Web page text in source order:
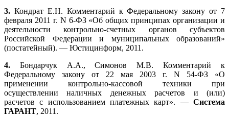
3. Кондрат Е.Н. Комментарий к Федеральному закону от 7
февраля 2011 г. N 6-ФЗ «Об общих принципах организации и
деятельности контрольно-счетных органов субъектов
Российской Федерации и муниципальных образований»
(постатейный). — Юстицинформ, 2011.
4. Бондарчук А.А., Симонов М.В. Комментарий к
Федеральному закону от 22 мая 2003 г. N 54-ФЗ «О
применении контрольно-кассовой техники при
осуществлении наличных денежных расчетов и (или)
расчетов с использованием платежных карт». — Система
ГАРАНТ, 2011.